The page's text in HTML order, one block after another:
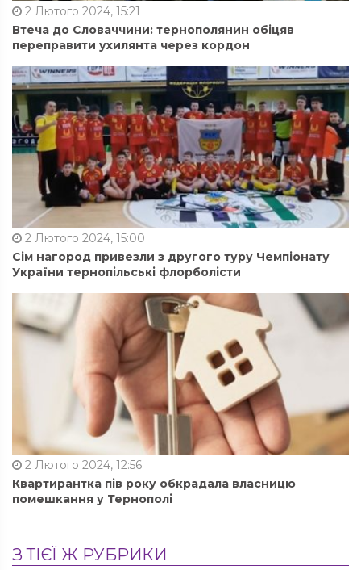
2 Лютого 2024, 15:21
Втеча до Словаччини: тернополянин обіцяв
переправити ухилянта через кордон
2 Лютого 2024, 15:00
Сім нагород привезли з другого туру Чемпіонату
України тернопільські флорболісти
2 Лютого 2024, 12:56
Квартирантка пів року обкрадала власницю
помешкання у Тернополі
З ТІЄЇ Ж РУБРИКИ